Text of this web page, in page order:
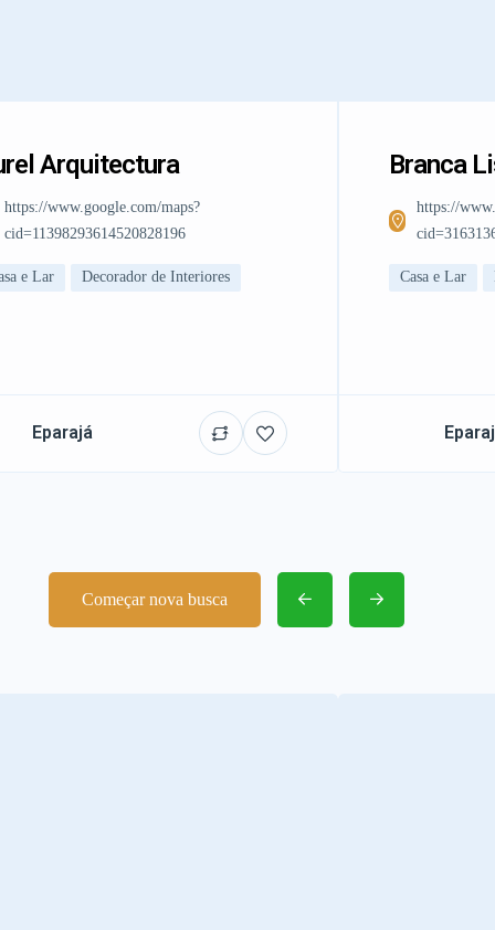
Arquitectura
https://www.google.com/maps?
cid=11398293614520828196
e Lar Decorador de Interiores
Eparajá
Branca
https://
Casa e Lar
Começar nova busca